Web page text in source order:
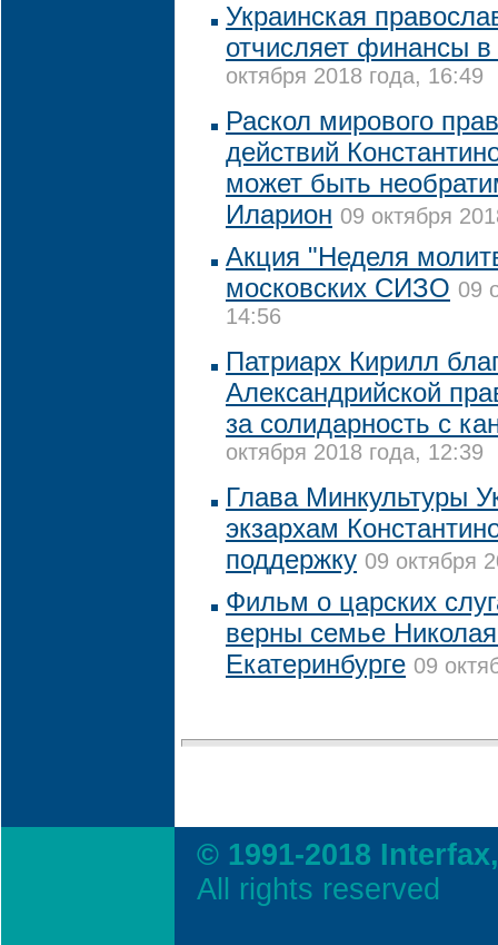
Украинская
отчисляет финансы
октября 2018 года, 16:49
Раскол мирового
действий
может быть
Иларион 09 октября
Акция "Неделя
московских СИЗО 09
14:56
Патриарх Кирилл
Александрийской
за солидарность с
октября 2018 года, 12:39
Глава Минкультуры
экзархам
поддержку 09 октября
Фильм о царских
верны семье
Екатеринбурге 09
© 1991-2018
All rights reserved